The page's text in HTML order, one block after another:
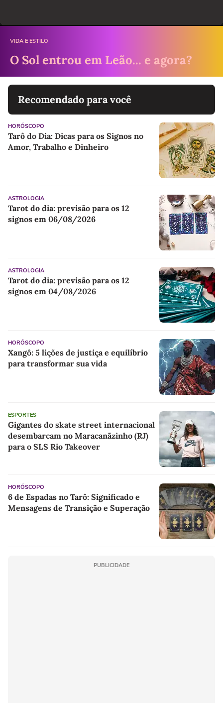
VIDA E ESTILO
O Sol entrou em Leão... e agora?
Recomendado para você
HORÓSCOPO
Tarô do Dia: Dicas para os Signos no
Amor, Trabalho e Dinheiro
ASTROLOGIA
Tarot do dia: previsão para os 12
signos em 06/08/2026
ASTROLOGIA
Tarot do dia: previsão para os 12
signos em 04/08/2026
HORÓSCOPO
Xangô: 5 lições de justiça e equilíbrio
para transformar sua vida
ESPORTES
Gigantes do skate street internacional
desembarcam no Maracanãzinho (RJ)
para o SLS Rio Takeover
HORÓSCOPO
6 de Espadas no Tarô: Significado e
Mensagens de Transição e Superação
PUBLICIDADE